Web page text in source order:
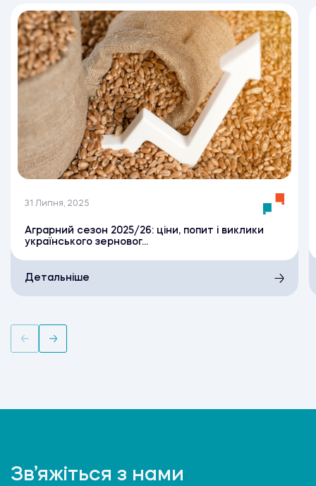
31 Липня, 2025
Аграрний сезон 2025/26: ціни, попит і виклики
українського зерновог...
Детальніше
Зв’яжіться з нами